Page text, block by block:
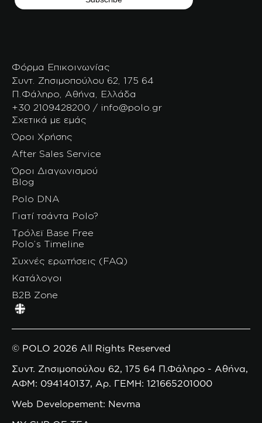
Φόρμα Επικοινωνίας
Συντ. Ζησιμοπούλου 62, 175 64
Π.Φάληρο, Αθήνα, Ελλάδα
+30 2109428200 / info@polo.gr
Σχετικά με εμάς
Όροι Χρήσης
After Sales Service
Όροι Διαγωνισμού
Blog
Polo DNA
Γιατί τσάντα Polo?
Τρόλεϊ Base Free
Polo’s Timeline
Συχνές ερωτήσεις (FAQ)
Κατάλογοι
B2B Zone
© POLO 2026 All Rights Reserved
Συντ. Ζησιμοπούλου 62, 175 64 Π.Φάληρο - Αθήνα,
ΑΦΜ: 094140137, Αρ. ΓΕΜΗ: 121665201000
Web Developement: Nevma